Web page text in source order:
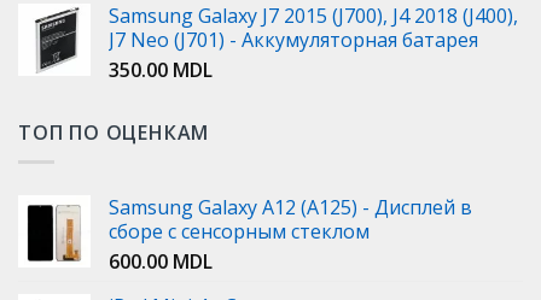
Samsung Galaxy J7 2015 (J700), J4 2018 (J400),
J7 Neo (J701) - Аккумуляторная батарея
350.00 MDL
ТОП ПО ОЦЕНКАМ
Samsung Galaxy A12 (A125) - Дисплей в
сборе с сенсорным стеклом
600.00 MDL